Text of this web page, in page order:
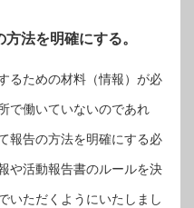
法を明確にする。
るための材料（情報）が必
で働いていないのであれ
報告の方法を明確にする必
や活動報告書のルールを決
いただくようにいたしまし